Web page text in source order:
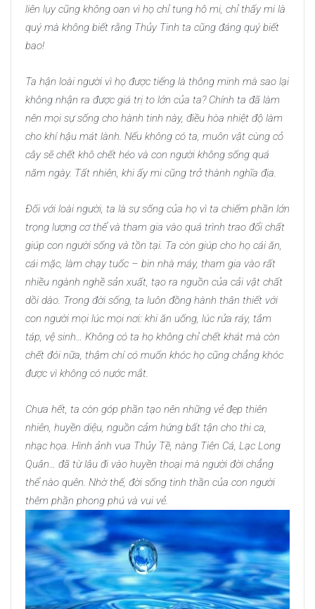
liên lụy cũng không oan vì họ chỉ tung hô mi, chỉ thấy mi là
quý mà không biết rằng Thủy Tinh ta cũng đáng quý biết
bao!
Ta hận loài người vì họ được tiếng là thông minh mà sao lại
không nhận ra được giá trị to lớn của ta? Chính ta đã làm
nên mọi sự sống cho hành tinh này, điều hòa nhiệt độ làm
cho khí hậu mát lành. Nếu không có ta, muôn vật cùng cỏ
cây sẽ chết khô chết héo và con người không sống quá
năm ngày. Tất nhiên, khi ấy mi cũng trở thành nghĩa địa.
Đối với loài người, ta là sự sống của họ vì ta chiếm phần lớn
trọng lượng cơ thể và tham gia vào quá trình trao đổi chất
giúp con người sống và tồn tại. Ta còn giúp cho họ cái ăn,
cái mặc, làm chạy tuốc – bin nhà máy, tham gia vào rất
nhiều ngành nghề sản xuất, tạo ra nguồn của cải vật chất
dồi dào. Trong đời sống, ta luôn đồng hành thân thiết với
con người mọi lúc mọi nơi: khi ăn uống, lúc rửa ráy, tắm
táp, vệ sinh… Không có ta họ không chỉ chết khát mà còn
chết đói nữa, thậm chí có muốn khóc họ cũng chẳng khóc
được vì không có nước mắt.
Chưa hết, ta còn góp phần tạo nên những vẻ đẹp thiên
nhiên, huyền diệu, nguồn cảm hứng bất tận cho thi ca,
nhạc họa. Hình ảnh vua Thủy Tề, nàng Tiên Cá, Lạc Long
Quân… đã từ lâu đi vào huyền thoại mà người đời chẳng
thể nào quên. Nhờ thế, đời sống tinh thần của con người
thêm phần phong phú và vui vẻ.